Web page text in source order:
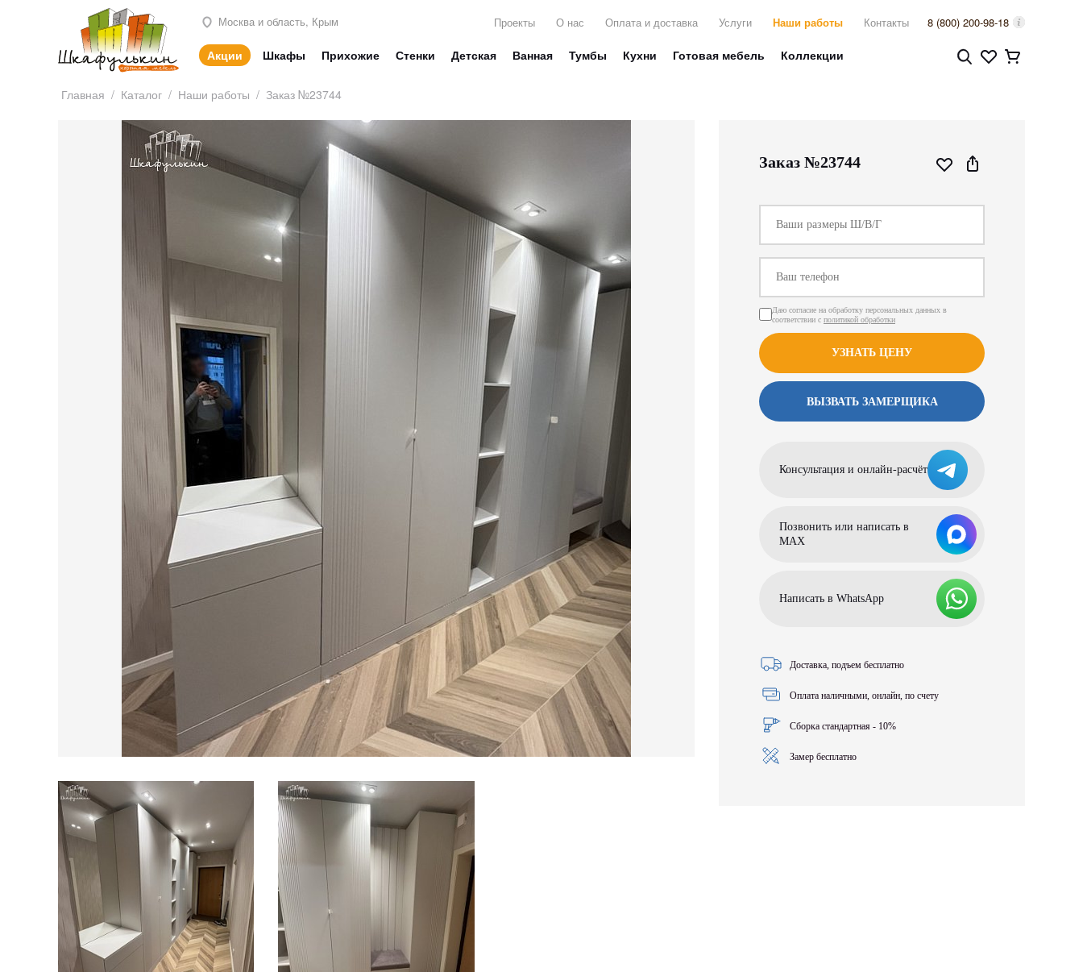
Москва и область, Крым Проекты О нас Оплата и доставка Услуги Наши работы Контакты 8 (800) 200-98-18
Акции Шкафы Прихожие Стенки Детская Ванная Тумбы Кухни Готовая мебель Коллекции
Главная / Каталог / Наши работы / Заказ №23744
Заказ №23744
Даю согласие на обработку персональных данных в
соответствии с политикой обработки
УЗНАТЬ ЦЕНУ
ВЫЗВАТЬ ЗАМЕРЩИКА
Консультация и онлайн-расчёт
Позвонить или написать в
МАХ
Написать в WhatsApp
Доставка, подъем бесплатно
Оплата наличными, онлайн, по счету
Сборка стандартная - 10%
Замер бесплатно